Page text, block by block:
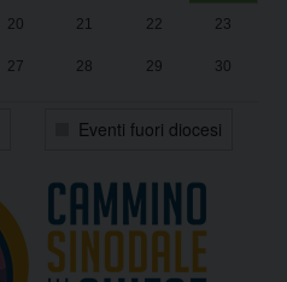
20 21 22 23
27 28 29 30
Eventi fuori diocesi